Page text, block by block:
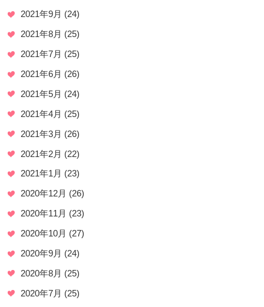
2021年9月 (24)
2021年8月 (25)
2021年7月 (25)
2021年6月 (26)
2021年5月 (24)
2021年4月 (25)
2021年3月 (26)
2021年2月 (22)
2021年1月 (23)
2020年12月 (26)
2020年11月 (23)
2020年10月 (27)
2020年9月 (24)
2020年8月 (25)
2020年7月 (25)